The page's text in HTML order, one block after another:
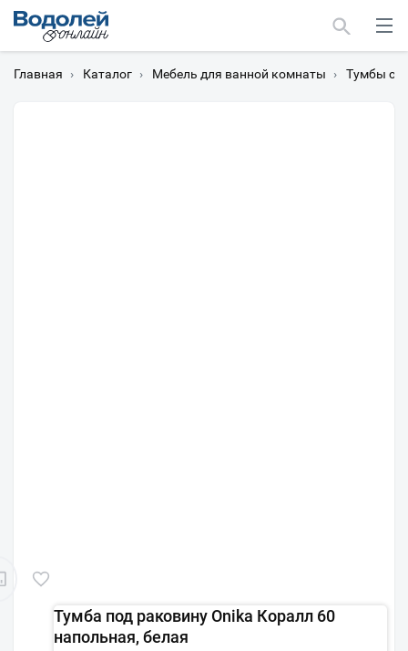
Главная › Каталог › Мебель для ванной комнаты › Тумбы с
Тумба под раковину Onika Коралл 60
напольная, белая